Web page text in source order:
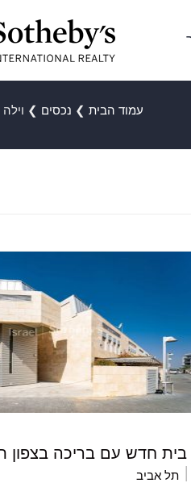
עמוד הבית ❯ נכסים ❯
בית חדש עם בריכה בצפון
תל אביב